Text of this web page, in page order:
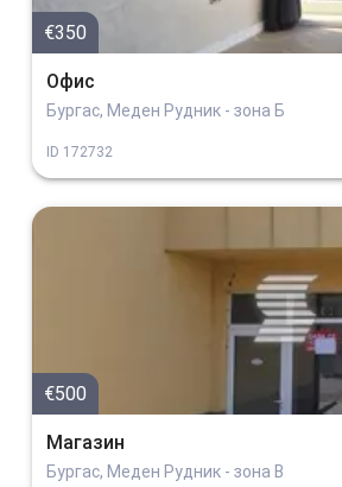
€350
Офис
Бургас, Меден Рудник - зона Б
ID 172732
€500
Магазин
Бургас, Меден Рудник - зона В